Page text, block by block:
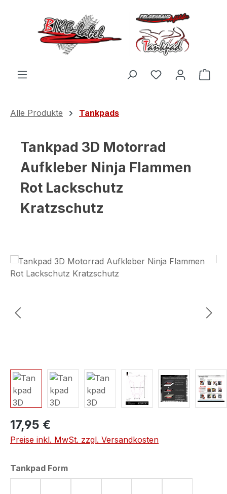
Zum Hauptinhalt springen
Du hast 0
Alle Produkte Tankpads
Tankpad 3D Motorrad
Aufkleber Ninja Flammen
Rot Lackschutz
Kratzschutz
Bildergalerie überspringen
17,95 €
Preise inkl. MwSt. zzgl. Versandkosten
Tankpad Formauswählen